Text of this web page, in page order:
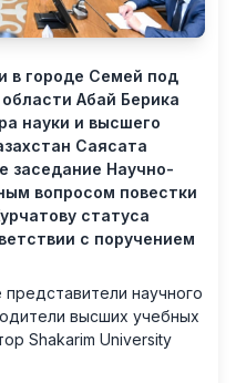
в городе Семей под
Абай Берика
науки и высшего
Саясата
заседание Научно-
вопросом повестки
статуса
с поручением
научного
высших учебных
Shakarim University